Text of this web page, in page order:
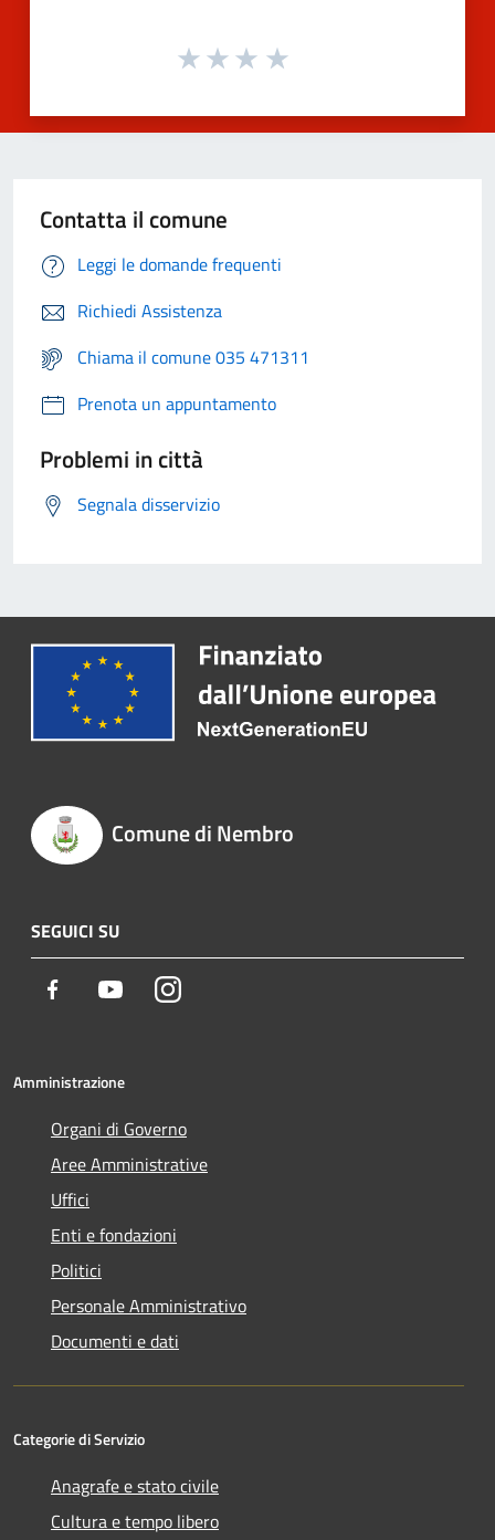
Contatta il comune
Leggi le domande frequenti
Richiedi Assistenza
Chiama il comune 035 471311
Prenota un appuntamento
Problemi in città
Segnala disservizio
Comune di Nembro
SEGUICI SU
Facebook YoutubeInstagram
Amministrazione
Organi di Governo
Aree Amministrative
Uffici
Enti e fondazioni
Politici
Personale Amministrativo
Documenti e dati
Categorie di Servizio
Anagrafe e stato civile
Cultura e tempo libero